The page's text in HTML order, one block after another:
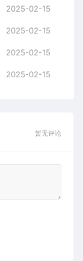
2025-02-15
2025-02-15
2025-02-15
2025-02-15
暂无评论